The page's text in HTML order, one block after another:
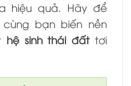
hiệu quả. Hãy để
bạn biến nền
hệ sinh thái đấttơi